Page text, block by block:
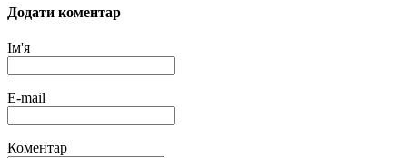
Додати коментар
Ім'я
E-mail
Коментар